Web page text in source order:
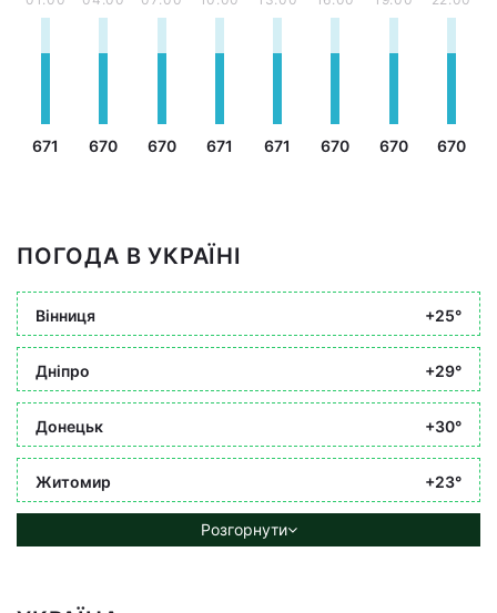
671 670 670 671 671 670 670 670
ПОГОДА В УКРАЇНІ
Вінниця +25°
Дніпро +29°
Донецьк +30°
Житомир +23°
Розгорнути